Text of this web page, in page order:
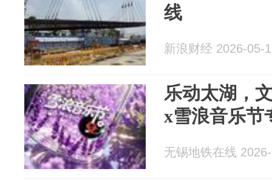
线
新浪财经 2026-05-
乐动太湖，
x雪浪音乐节
无锡地铁在线